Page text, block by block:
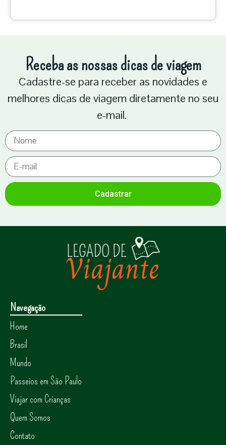
Receba as nossas dicas de viagem
Cadastre-se para receber as novidades e
melhores dicas de viagem diretamente no seu
e-mail.
Cadastrar
Navegação
Home
Brasil
Mundo
Passeios em São Paulo
Viajar com Crianças
Quem Somos
Contato